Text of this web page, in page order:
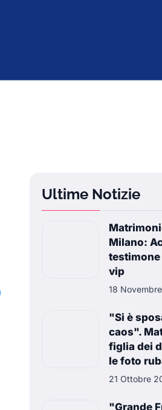
Ultime Notizie
Milano:
vip
18
"Si è
caos".
figlia dei
le foto
21 Ottobre
"Grande